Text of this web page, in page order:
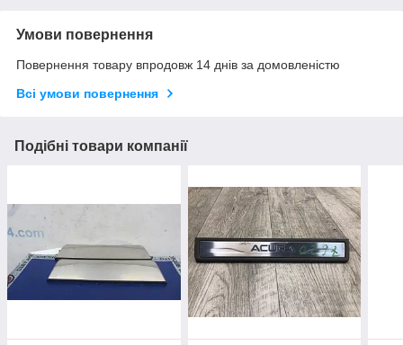
Умови повернення
Повернення товару впродовж 14 днів за домовленістю
Всі умови повернення
Подібні товари компанії